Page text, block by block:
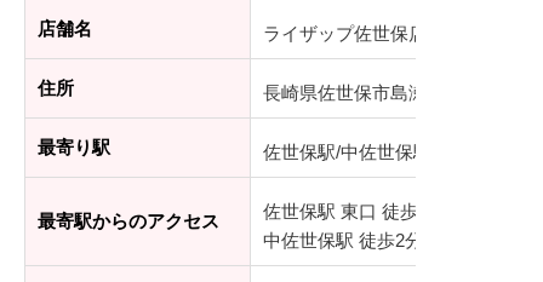
店舗名 ライザップ佐世保店
住所 長崎県佐世保市島瀬町3-11 森塚
最寄り駅 佐世保駅/中佐世保駅
最寄駅からのアクセス
佐世保駅 東口 徒歩15分
中佐世保駅 徒歩2分